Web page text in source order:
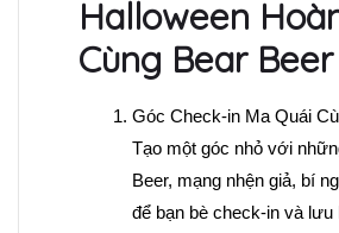
Halloween
Cùng Bear Beer
Góc Check-in Ma Quái
Tạo một góc nhỏ với
Beer, mạng nhện giả, bí
để bạn bè check-in và lưu